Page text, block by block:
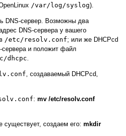
/var/log/syslog).
DNS-сервер. Возможны два
DNS-сервера у вашего
/etc/resolv.conf; или же DHCPcd
сервера и положит файл
dhcpc
, создаваемый DHCPcd,
: mv /etc/resolv.conf
существует, создаем его: mkdir